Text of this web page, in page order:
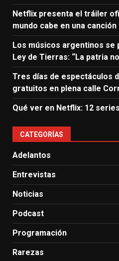
Netflix presenta el tráiler
mundo cabe en una canción
Los músicos argentinos se
Ley de Tierras: “La patria
Tres días de espectáculos
gratuitos en plena calle
Qué ver en Netflix: 12
CATEGORÍAS
Adelantos
Entrevistas
Noticias
Podcast
Programación
Rarezas